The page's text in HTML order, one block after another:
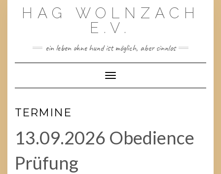
HAG WOLNZACH
E.V.
ein leben ohne hund ist möglich, aber sinnlos
Toggle Navigation
TERMINE
13.09.2026 Obedience
Prüfung